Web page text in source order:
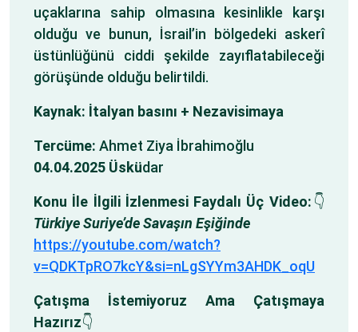
uçaklarına sahip olmasına kesinlikle karşı
olduğu ve bunun, İsrail’in bölgedeki askerî
üstünlüğünü ciddi şekilde zayıflatabileceği
görüşünde olduğu belirtildi.
Kaynak: İtalyan basını + Nezavisimaya
Tercüme: Ahmet Ziya İbrahimoğlu
04.04.2025 Üsküdar
Konu İle İlgili İzlenmesi Faydalı Üç Video: 👇
Türkiye Suriye’de Savaşın Eşiğinde
https://youtube.com/watch?
v=QDKTpRO7kcY&si=nLgSYYm3AHDK_oqU
Çatışma İstemiyoruz Ama Çatışmaya
Hazırız👇